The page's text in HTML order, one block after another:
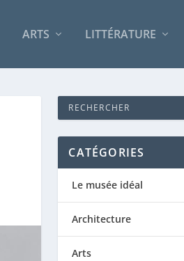
ARTS LITTÉRATURE
CATÉGORIES
Le musée idéal
Architecture
Arts